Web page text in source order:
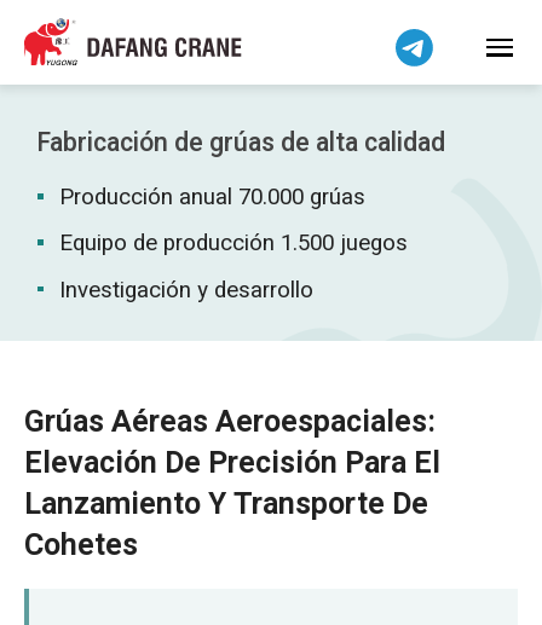
Fabricación de grúas de alta calidad
Producción anual 70.000 grúas
Equipo de producción 1.500 juegos
Investigación y desarrollo
Grúas Aéreas Aeroespaciales:
Elevación De Precisión Para El
Lanzamiento Y Transporte De
Cohetes
Bahasa Indonesia
Bahasa Melayu
Tiếng Việt
简体中文
فارسی
Pilipino
اردو
Kiswahili
Dansk
Norsk
O‘zbekcha